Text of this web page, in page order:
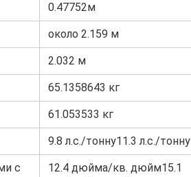
0.47752м
около 2.159 м
2.032 м
65.1358643 кг
61.053533 кг
9.8 л.с./тонну11.3 л.с./тонну
с
12.4 дюйма/кв. дюйм15.1